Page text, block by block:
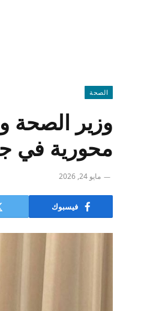
الصحة
محورية في
مايو 24, 2026
فيسبوك